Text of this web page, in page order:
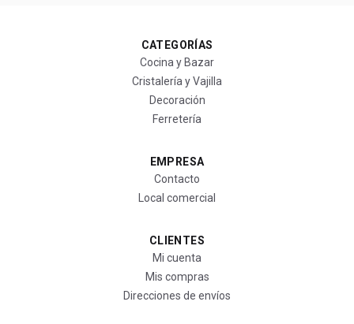
CATEGORÍAS
Cocina y Bazar
Cristalería y Vajilla
Decoración
Ferretería
EMPRESA
Contacto
Local comercial
CLIENTES
Mi cuenta
Mis compras
Direcciones de envíos